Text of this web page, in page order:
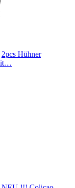
2pcs Hühner